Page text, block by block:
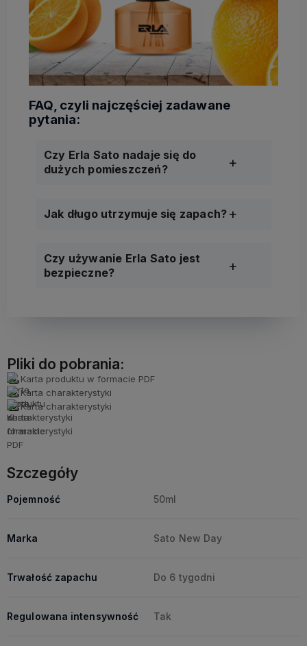
Czy Erla Sato nadaje się do
dużych pomieszczeń?
Jak długo utrzymuje się zapach?
Czy używanie Erla Sato jest
bezpieczne?
Pliki do pobrania:
Karta produktu w formacie PDF
Karta charakterystyki
Karta charakterystyki
Szczegóły
Pojemność 50ml
Marka Sato New Day
Trwałość zapachu Do 6 tygodni
Regulowana intensywność Tak